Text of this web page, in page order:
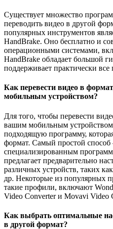
Существует множество
переводить видео в другой
популярных инструментов
HandBrake. Оно бесплатно и
операционными системами,
HandBrake обладает большой
поддерживает практически
Как перевести видео в
мобильным устройством?
Для того, чтобы перевести
вашим мобильным
подходящую программу,
формат. Самый простой способ
специализированным
предлагает предварительно
различных устройств, таких
др. Некоторые из популярных
такие профили, включают
Video Converter и Movavi Video
Как выбрать оптимальные
в другой формат?